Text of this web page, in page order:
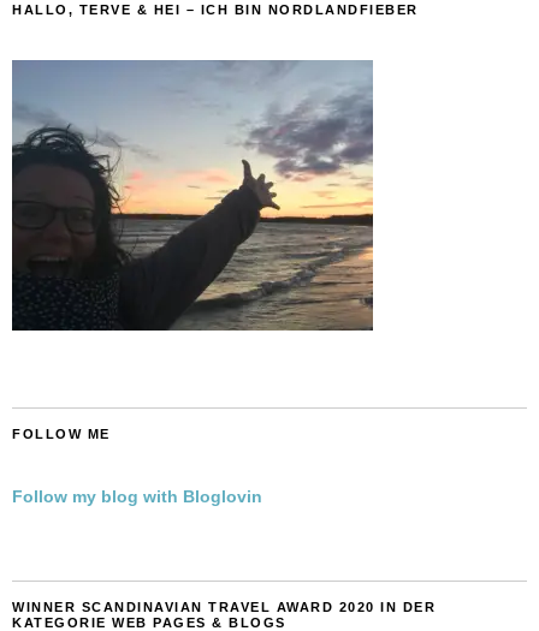
HALLO, TERVE & HEI – ICH BIN NORDLANDFIEBER
FOLLOW ME
Follow my blog with Bloglovin
WINNER SCANDINAVIAN TRAVEL AWARD 2020 IN DER
KATEGORIE WEB PAGES & BLOGS